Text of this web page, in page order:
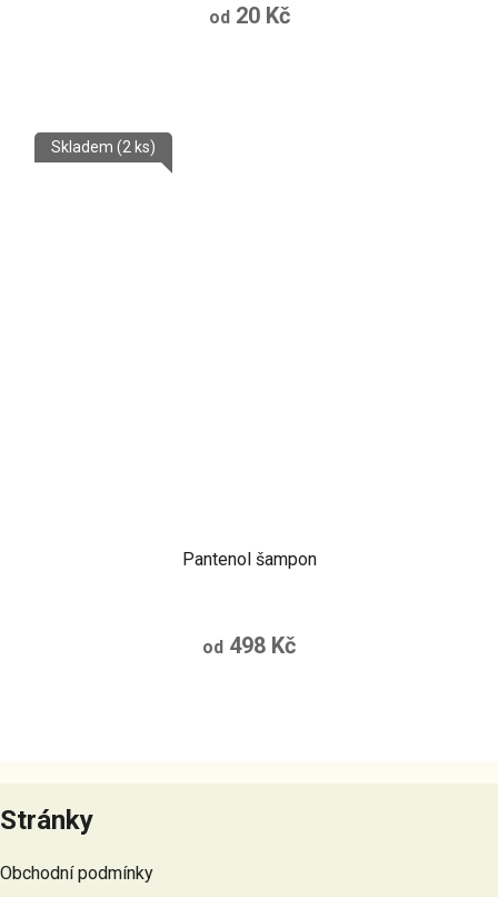
od20 Kč
Pantenol šampon
Skladem (2 ks)
od 498 Kč
á
p
a
t
Stránky
Obchodní podmínky